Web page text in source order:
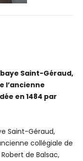
Saint-Géraud,
l’ancienne
en 1484 par
Saint-Géraud,
collégiale de
de Balsac,